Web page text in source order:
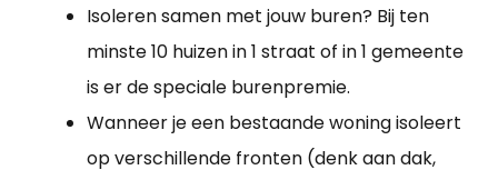
Isoleren samen met jouw buren? Bij ten
minste 10 huizen in 1 straat of in 1 gemeente
is er de speciale burenpremie.
Wanneer je een bestaande woning isoleert
op verschillende fronten (denk aan dak,